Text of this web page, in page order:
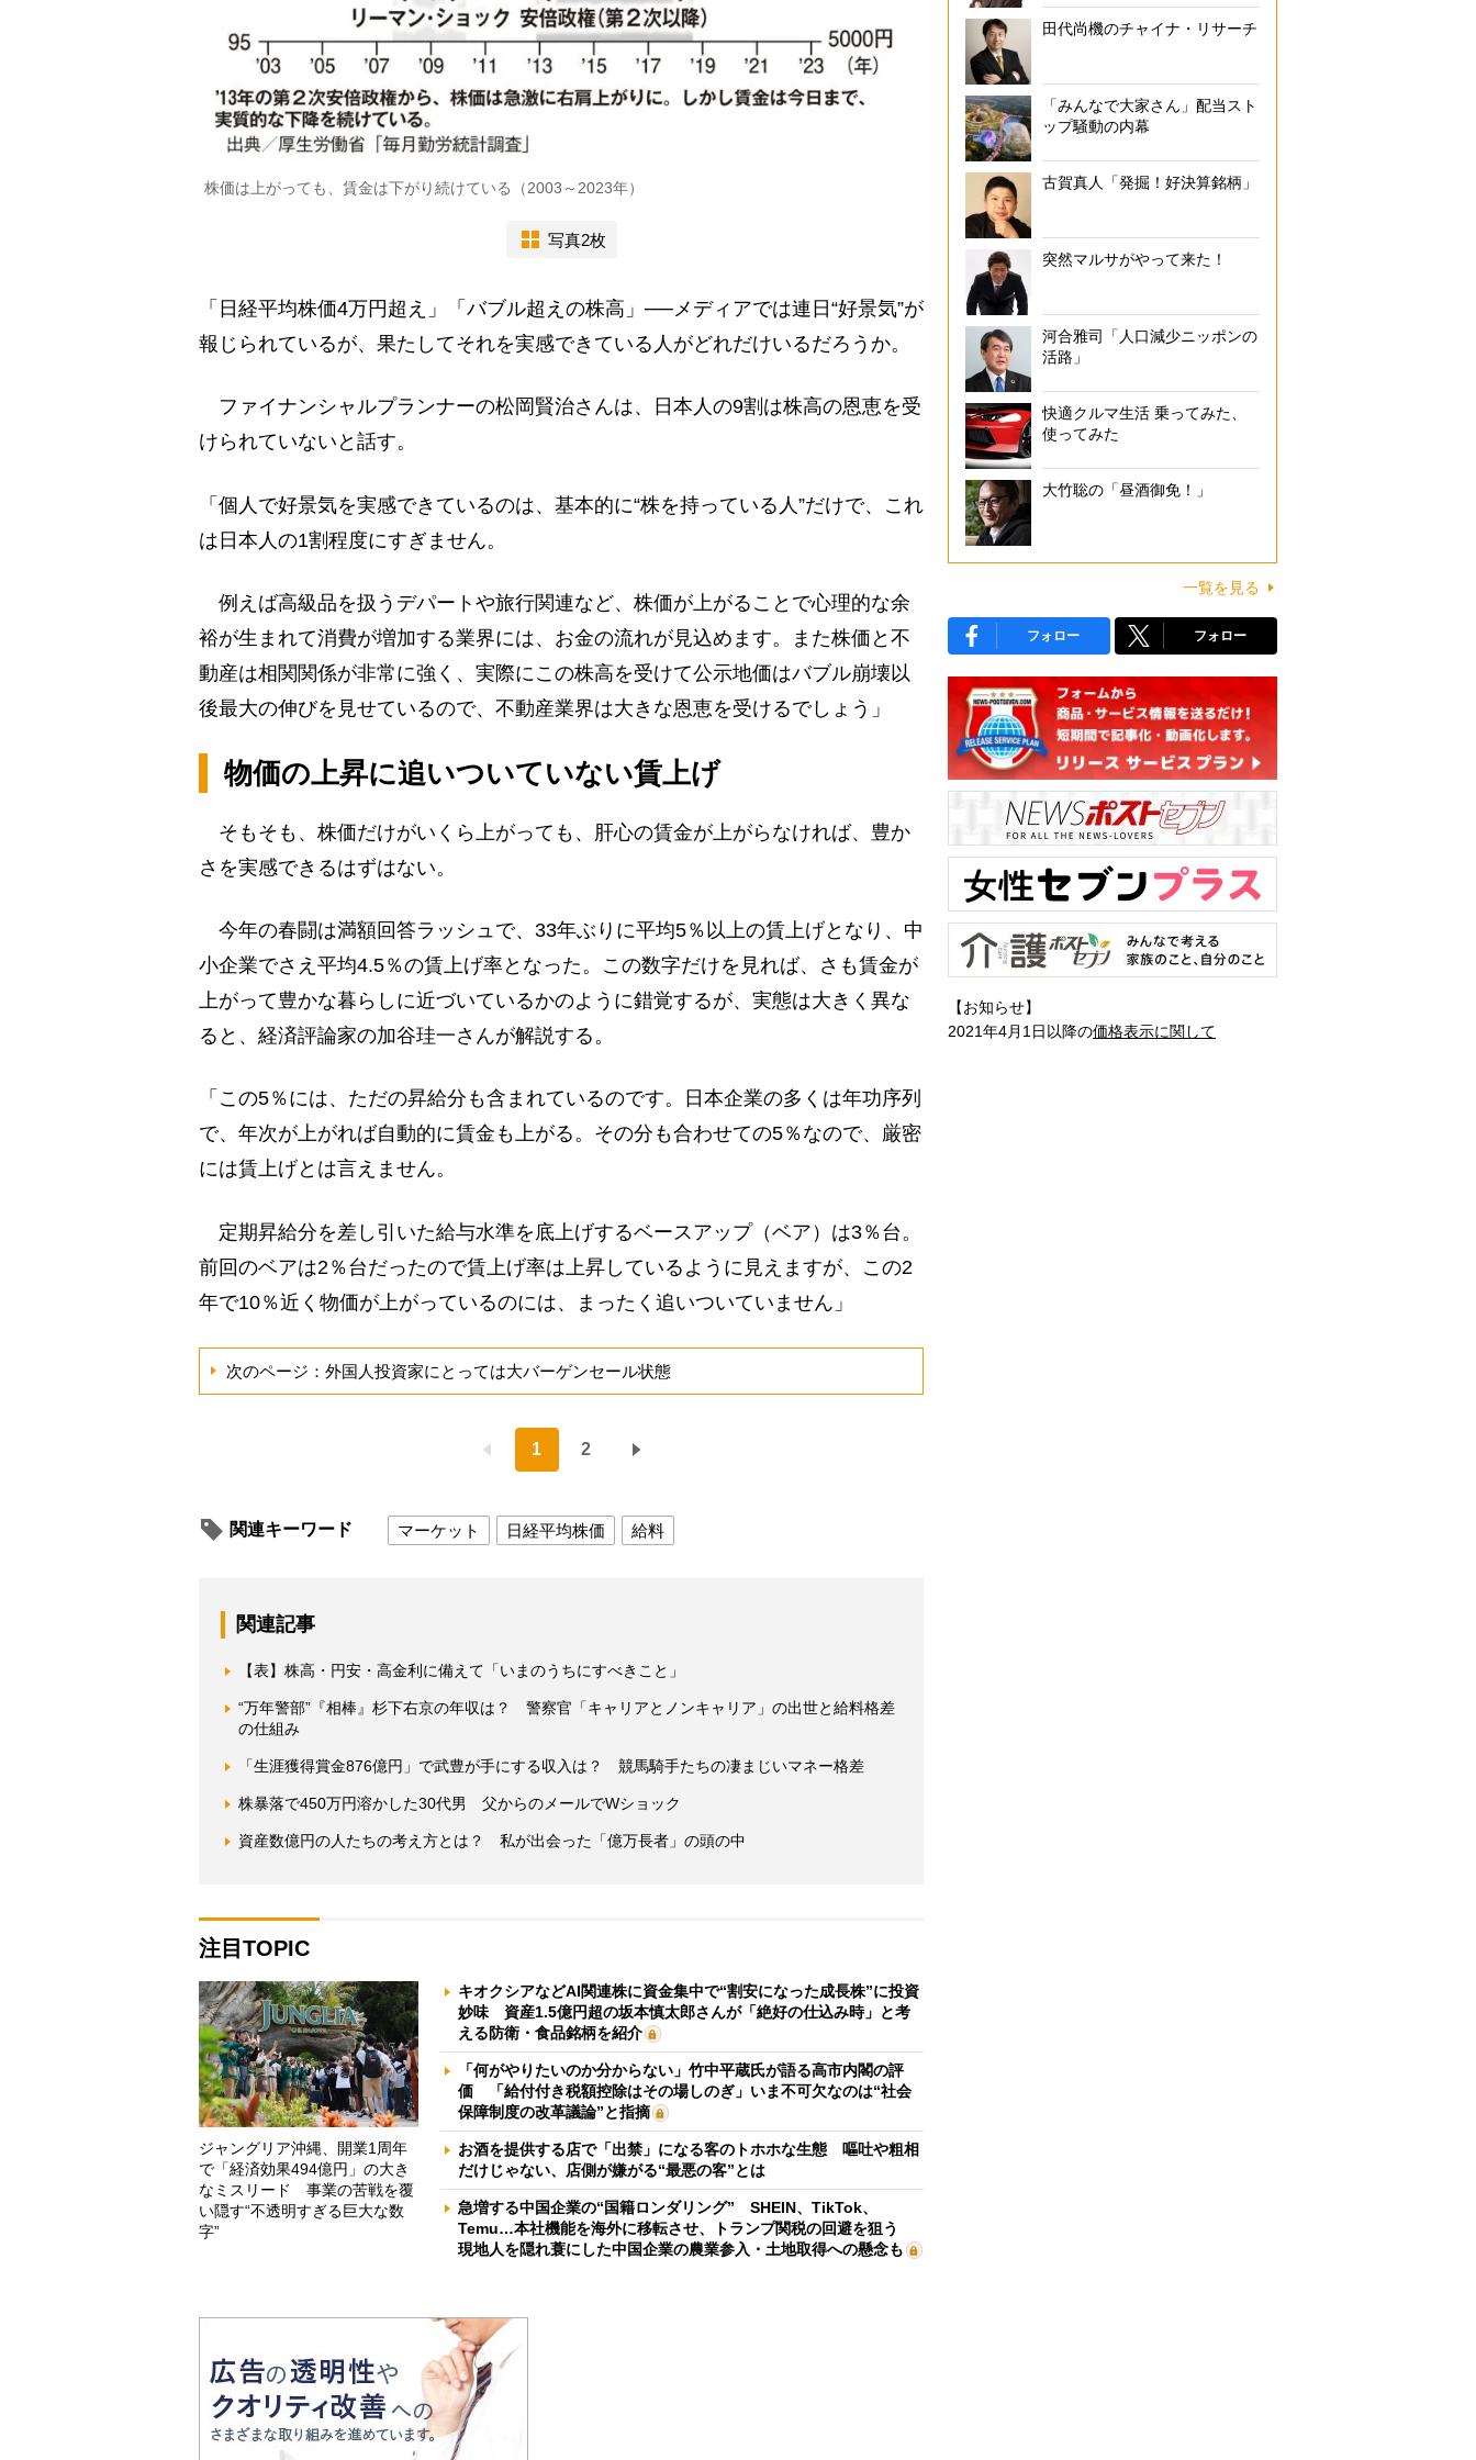
株価は上がっても、賃金は下がり続けている（2003～2023年）
写真2枚
「日経平均株価4万円超え」「バブル超えの株高」──メディアでは連日“好景気”が
報じられているが、果たしてそれを実感できている人がどれだけいるだろうか。
ファイナンシャルプランナーの松岡賢治さんは、日本人の9割は株高の恩恵を受
けられていないと話す。
「個人で好景気を実感できているのは、基本的に“株を持っている人”だけで、これ
は日本人の1割程度にすぎません。
例えば高級品を扱うデパートや旅行関連など、株価が上がることで心理的な余
裕が生まれて消費が増加する業界には、お金の流れが見込めます。また株価と不
動産は相関関係が非常に強く、実際にこの株高を受けて公示地価はバブル崩壊以
後最大の伸びを見せているので、不動産業界は大きな恩恵を受けるでしょう」
物価の上昇に追いついていない賃上げ
そもそも、株価だけがいくら上がっても、肝心の賃金が上がらなければ、豊か
さを実感できるはずはない。
今年の春闘は満額回答ラッシュで、33年ぶりに平均5％以上の賃上げとなり、中
小企業でさえ平均4.5％の賃上げ率となった。この数字だけを見れば、さも賃金が
上がって豊かな暮らしに近づいているかのように錯覚するが、実態は大きく異な
ると、経済評論家の加谷珪一さんが解説する。
「この5％には、ただの昇給分も含まれているのです。日本企業の多くは年功序列
で、年次が上がれば自動的に賃金も上がる。その分も合わせての5％なので、厳密
には賃上げとは言えません。
定期昇給分を差し引いた給与水準を底上げするベースアップ（ベア）は3％台。
前回のベアは2％台だったので賃上げ率は上昇しているように見えますが、この2
年で10％近く物価が上がっているのには、まったく追いついていません」
次のページ：外国人投資家にとっては大バーゲンセール状態
1 2
関連キーワード マーケット 日経平均株価 給料
関連記事
【表】株高・円安・高金利に備えて「いまのうちにすべきこと」
“万年警部”『相棒』杉下右京の年収は？ 警察官「キャリアとノンキャリア」の出世と給料格差
の仕組み
「生涯獲得賞金876億円」で武豊が手にする収入は？ 競馬騎手たちの凄まじいマネー格差
株暴落で450万円溶かした30代男 父からのメールでWショック
資産数億円の人たちの考え方とは？ 私が出会った「億万長者」の頭の中
注目TOPIC
ジャングリア沖縄、開業1周年
で「経済効果494億円」の大き
なミスリード 事業の苦戦を覆
い隠す“不透明すぎる巨大な数
字”
キオクシアなどAI関連株に資金集中で“割安になった成長株”に投資
妙味 資産1.5億円超の坂本慎太郎さんが「絶好の仕込み時」と考
える防衛・食品銘柄を紹介
「何がやりたいのか分からない」竹中平蔵氏が語る高市内閣の評
価 「給付付き税額控除はその場しのぎ」いま不可欠なのは“社会
保障制度の改革議論”と指摘
お酒を提供する店で「出禁」になる客のトホホな生態 嘔吐や粗相
だけじゃない、店側が嫌がる“最悪の客”とは
急増する中国企業の“国籍ロンダリング” SHEIN、TikTok、
Temu…本社機能を海外に移転させ、トランプ関税の回避を狙う
現地人を隠れ蓑にした中国企業の農業参入・土地取得への懸念も
田代尚機のチャイナ・リサーチ
「みんなで大家さん」配当スト
ップ騒動の内幕
古賀真人「発掘！好決算銘柄」
突然マルサがやって来た！
河合雅司「人口減少ニッポンの
活路」
快適クルマ生活 乗ってみた、
使ってみた
大竹聡の「昼酒御免！」
一覧を見る
フォロー フォロー
【お知らせ】
2021年4月1日以降の価格表示に関して